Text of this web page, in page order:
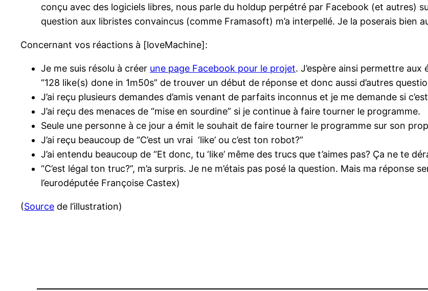
conçu avec des logiciels libres, nous parle du holdup perpétré par Facebook (et autres)
question aux libristes convaincus (comme Framasoft) m’a interpellé. Je la poserais bien
Concernant vos réactions à [loveMachine]:
Je me suis résolu à créer une page Facebook pour le projet. J’espère ainsi permettre
“128 like(s) done in 1m50s” de trouver un début de réponse et donc aussi d’autres
J’ai reçu plusieurs demandes d’amis venant de parfaits inconnus et je me demande si
J’ai reçu des menaces de “mise en sourdine” si je continue à faire tourner le programme.
Seule une personne à ce jour a émit le souhait de faire tourner le programme sur son
J’ai reçu beaucoup de “C’est un vrai ‘like’ ou c’est ton robot?”
J’ai entendu beaucoup de “Et donc, tu ‘like’ même des trucs que t’aimes pas? Ça ne te
“C’est légal ton truc?”, m’a surpris. Je ne m’étais pas posé la question. Mais ma réponse
l’eurodéputée Françoise Castex)
(Source de l’illustration)